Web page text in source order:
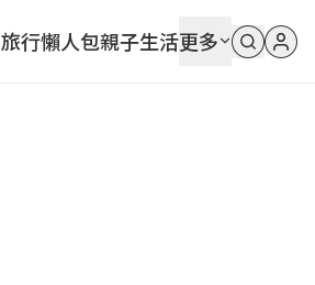
旅行懶人包親子生活更多